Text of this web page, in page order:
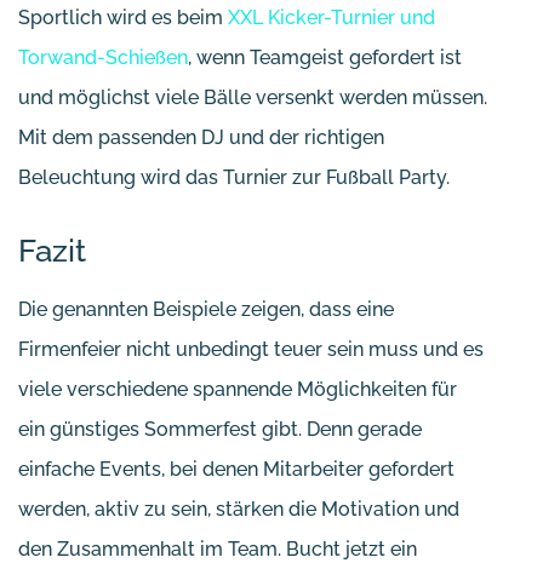
Sportlich wird es beim XXL Kicker-Turnier und
Torwand-Schießen, wenn Teamgeist gefordert ist
und möglichst viele Bälle versenkt werden müssen.
Mit dem passenden DJ und der richtigen
Beleuchtung wird das Turnier zur Fußball Party.
Fazit
Die genannten Beispiele zeigen, dass eine
Firmenfeier nicht unbedingt teuer sein muss und es
viele verschiedene spannende Möglichkeiten für
ein günstiges Sommerfest gibt. Denn gerade
einfache Events, bei denen Mitarbeiter gefordert
werden, aktiv zu sein, stärken die Motivation und
den Zusammenhalt im Team. Bucht jetzt ein